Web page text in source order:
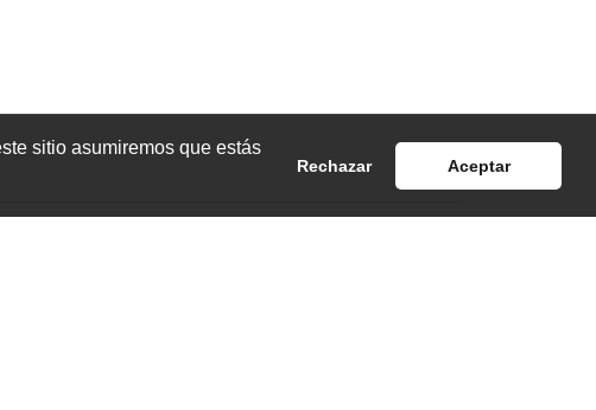
sitio asumiremos que estás
Rechazar Aceptar